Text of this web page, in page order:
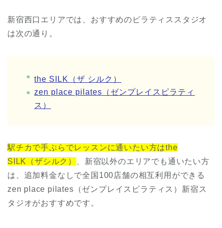
新宿西口エリアでは、おすすめのピラティススタジオ
は次の通り。
the SILK（ザ シルク）
zen place pilates（ゼンプレイスピラティ
ス）
駅チカで手ぶらでレッスンに通いたい方はthe
SILK（ザシルク）
、新宿以外のエリアでも通いたい方
は、追加料金なしで全国100店舗の相互利用ができる
zen place pilates（ゼンプレイスピラティス）新宿ス
タジオがおすすめです。